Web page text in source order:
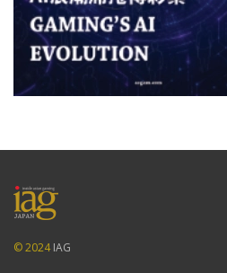
© 2024IAG